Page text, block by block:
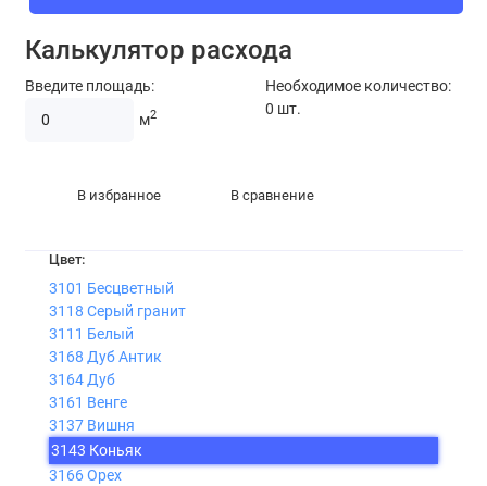
Калькулятор расхода
Введите площадь:
м2
Необходимое количество:
0 шт.
В избранное В сравнение
Цвет:
3101 Бесцветный
3118 Серый гранит
3111 Белый
3168 Дуб Антик
3164 Дуб
3161 Венге
3137 Вишня
3143 Коньяк
3166 Орех